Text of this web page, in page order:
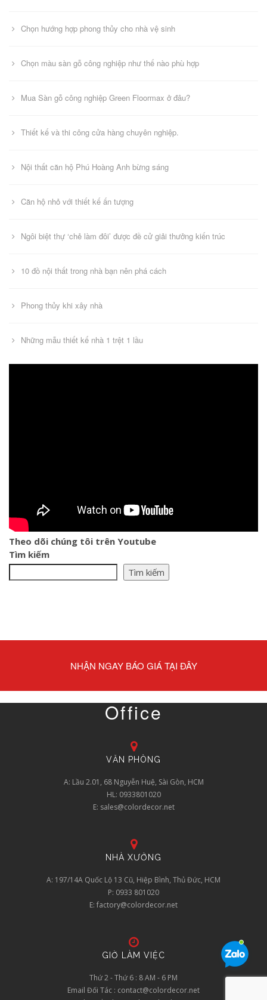
Chọn hướng hợp phong thủy cho nhà vệ sinh
Chọn màu sàn gỗ công nghiệp như thế nào phù hợp
Mua Sàn gỗ công nghiệp Green Floormax ở đâu?
Thiết kế và thi công cửa hàng chuyên nghiệp.
Nội thất căn hộ Phú Hoàng Anh bừng sáng
Căn hộ nhỏ với thiết kế ấn tượng
Ngôi biệt thự ‘chẻ làm đôi’ được đề cử giải thưởng kiến trúc
10 đồ nội thất trong nhà bạn nên phá cách
Phong thủy khi xây nhà
Những mẫu thiết kế nhà 1 trệt 1 lầu
Theo dõi chúng tôi trên Youtube
Tìm kiếm
Tìm kiếm
NHẬN NGAY BÁO GIÁ TẠI ĐÂY
Office
VĂN PHÒNG
A: Lầu 2.01, 68 Nguyễn Huệ, Sài Gòn, HCM
HL: 0933801020
E: sales@colordecor.net
NHÀ XƯỞNG
A: 197/14A Quốc Lộ 13 Cũ, Hiệp Bình, Thủ Đức, HCM
P: 0933 801020
E: factory@colordecor.net
GIỜ LÀM VIỆC
Thứ 2 - Thứ 6 : 8 AM - 6 PM
Email Đối Tác : contact@colordecor.net